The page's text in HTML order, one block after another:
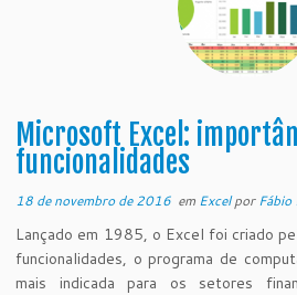
Microsoft Excel:
funcionalidades
18 de novembro de 2016 em ExcelporFábio
Lançado em 1985, o Excel foi criado
funcionalidades, o programa de
mais indicada para os setores